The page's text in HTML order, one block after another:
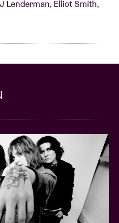
Lenderman, Elliot Smith,